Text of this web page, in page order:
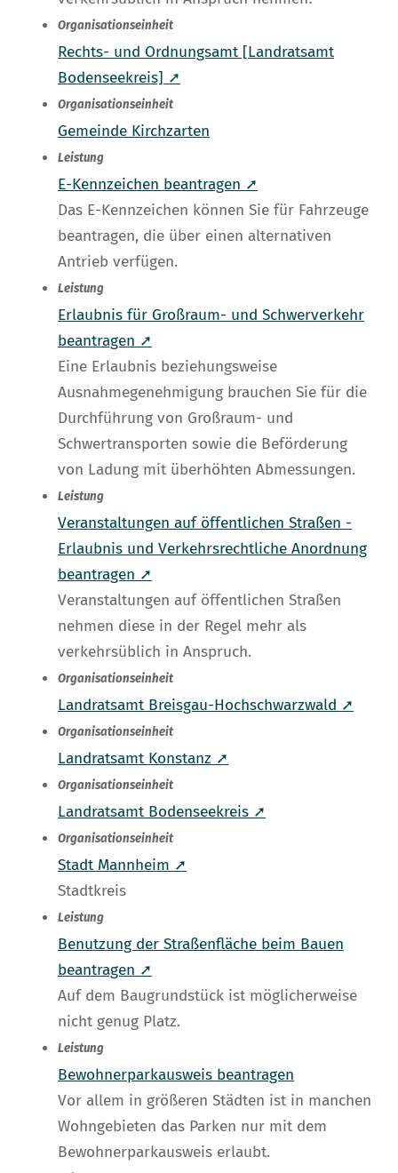
Organisationseinheit
Rechts- und Ordnungsamt [Landratsamt
Bodenseekreis] ➚
Organisationseinheit
Gemeinde Kirchzarten
Leistung
E-Kennzeichen beantragen ➚
Das E-Kennzeichen können Sie für Fahrzeuge
beantragen, die über einen alternativen
Antrieb verfügen.
Leistung
Erlaubnis für Großraum- und Schwerverkehr
beantragen ➚
Eine Erlaubnis beziehungsweise
Ausnahmegenehmigung brauchen Sie für die
Durchführung von Großraum- und
Schwertransporten sowie die Beförderung
von Ladung mit überhöhten Abmessungen.
Leistung
Veranstaltungen auf öffentlichen Straßen -
Erlaubnis und Verkehrsrechtliche Anordnung
beantragen ➚
Veranstaltungen auf öffentlichen Straßen
nehmen diese in der Regel mehr als
verkehrsüblich in Anspruch.
Organisationseinheit
Landratsamt Breisgau-Hochschwarzwald ➚
Organisationseinheit
Landratsamt Konstanz ➚
Organisationseinheit
Landratsamt Bodenseekreis ➚
Organisationseinheit
Stadt Mannheim ➚
Stadtkreis
Leistung
Benutzung der Straßenfläche beim Bauen
beantragen ➚
Auf dem Baugrundstück ist möglicherweise
nicht genug Platz.
Leistung
Bewohnerparkausweis beantragen
Vor allem in größeren Städten ist in manchen
Wohngebieten das Parken nur mit dem
Bewohnerparkausweis erlaubt.